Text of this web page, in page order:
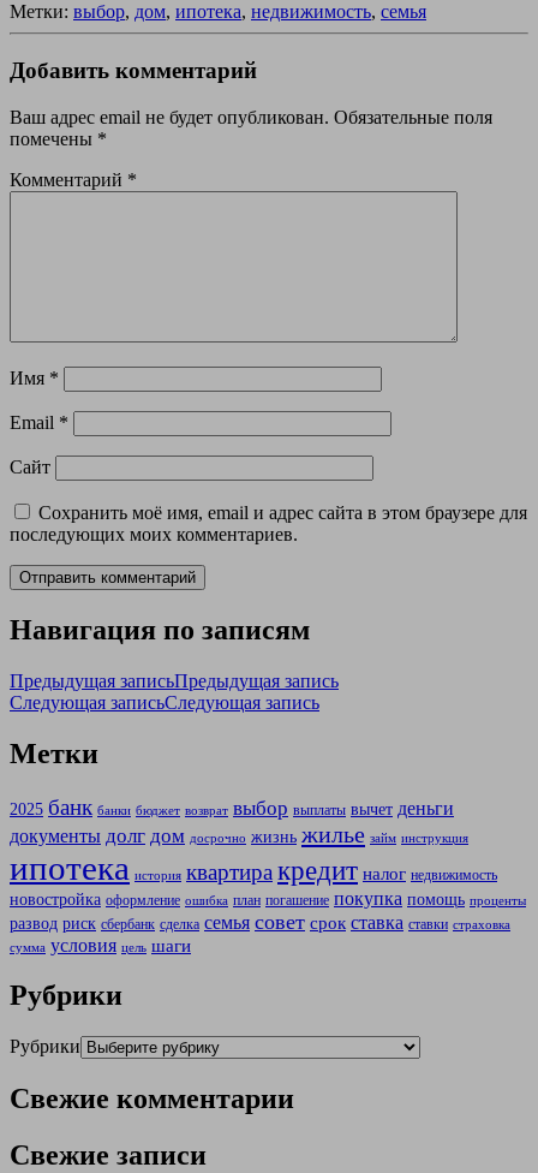
Метки: выбор, дом, ипотека, недвижимость, семья
Добавить комментарий
Ваш адрес email не будет опубликован. Обязательные поля
помечены *
Комментарий *
Имя *
Email *
Сайт
Сохранить моё имя, email и адрес сайта в этом браузере для
последующих моих комментариев.
Навигация по записям
Предыдущая записьПредыдущая запись
Следующая записьСледующая запись
Метки
2025 банк банки бюджет возврат выбор выплаты вычет деньги
документы долг дом досрочно жизнь жилье займ инструкция
ипотека история квартира кредит налог недвижимость
новостройка оформление ошибка план погашение покупка помощь проценты
развод риск сбербанк сделка семья совет срок ставка ставки страховка
сумма условия цель шаги
Рубрики
Рубрики
Свежие комментарии
Свежие записи